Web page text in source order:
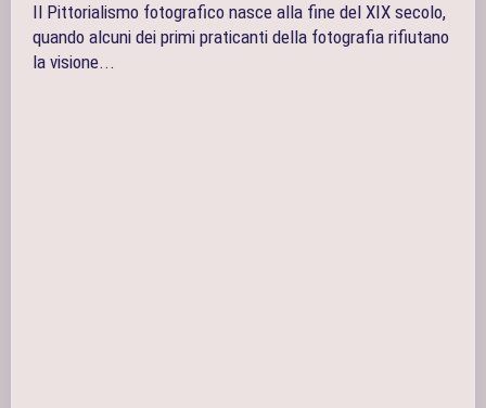
Il Pittorialismo fotografico nasce alla fine del XIX secolo,
quando alcuni dei primi praticanti della fotografia rifiutano
la visione...